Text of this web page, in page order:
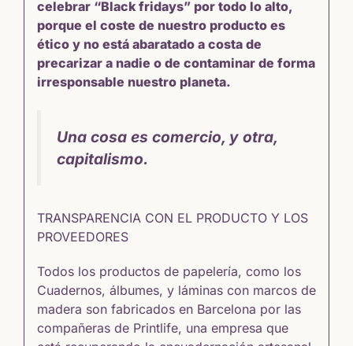
celebrar “Black fridays” por todo lo alto,
porque el coste de nuestro producto es
ético y no está abaratado a costa de
precarizar a nadie o de contaminar de forma
irresponsable nuestro planeta.
Una cosa es comercio, y otra,
capitalismo.
TRANSPARENCIA CON EL PRODUCTO Y LOS
PROVEEDORES
Todos los productos de papelería, como los
Cuadernos, álbumes, y láminas con marcos de
madera son fabricados en Barcelona por las
compañeras de Printlife, una empresa que